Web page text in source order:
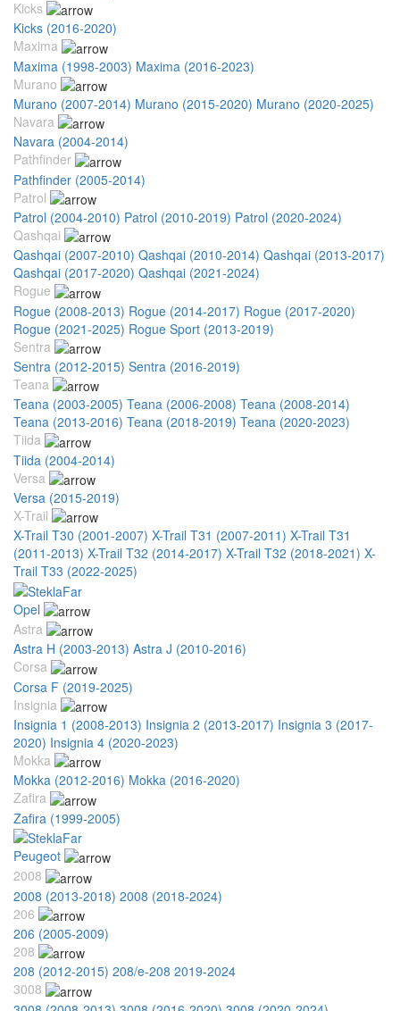
Kicks
Kicks (2016-2020)
Maxima
Maxima (1998-2003) Maxima (2016-2023)
Murano
Murano (2007-2014) Murano (2015-2020) Murano (2020-2025)
Navara
Navara (2004-2014)
Pathfinder
Pathfinder (2005-2014)
Patrol
Patrol (2004-2010) Patrol (2010-2019) Patrol (2020-2024)
Qashqai
Qashqai (2007-2010) Qashqai (2010-2014) Qashqai (2013-2017)
Qashqai (2017-2020) Qashqai (2021-2024)
Rogue
Rogue (2008-2013) Rogue (2014-2017) Rogue (2017-2020)
Rogue (2021-2025) Rogue Sport (2013-2019)
Sentra
Sentra (2012-2015) Sentra (2016-2019)
Teana
Teana (2003-2005) Teana (2006-2008) Teana (2008-2014)
Teana (2013-2016) Teana (2018-2019) Teana (2020-2023)
Tiida
Tiida (2004-2014)
Versa
Versa (2015-2019)
X-Trail
X-Trail T30 (2001-2007) X-Trail T31 (2007-2011) X-Trail T31
(2011-2013) X-Trail T32 (2014-2017) X-Trail T32 (2018-2021) X-
Trail T33 (2022-2025)
Opel
Astra
Astra H (2003-2013) Astra J (2010-2016)
Corsa
Corsa F (2019-2025)
Insignia
Insignia 1 (2008-2013) Insignia 2 (2013-2017) Insignia 3 (2017-
2020) Insignia 4 (2020-2023)
Mokka
Mokka (2012-2016) Mokka (2016-2020)
Zafira
Zafira (1999-2005)
Peugeot
2008
2008 (2013-2018) 2008 (2018-2024)
206
206 (2005-2009)
208
208 (2012-2015) 208/e-208 2019-2024
3008